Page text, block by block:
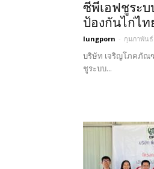
ซีพีเอฟชูระบ
ป้องกันไก่ไ
lungporn - กุมภาพันธ์
บริษัท เจริญโภคภัณ
ชูระบบ...